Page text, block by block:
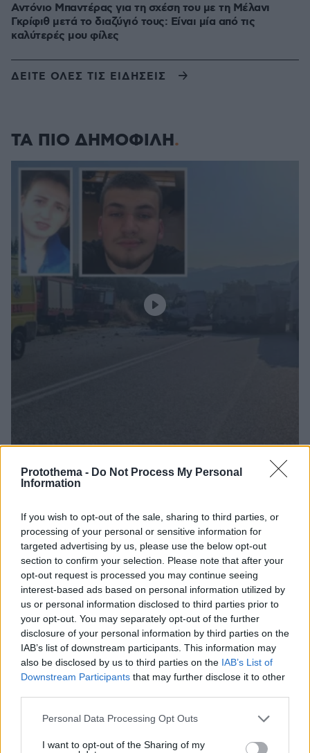
Protothema - Do Not Process My Personal
Information
If you wish to opt-out of the sale, sharing to third parties, or
processing of your personal or sensitive information for
targeted advertising by us, please use the below opt-out
section to confirm your selection. Please note that after your
opt-out request is processed you may continue seeing
interest-based ads based on personal information utilized by
us or personal information disclosed to third parties prior to
your opt-out. You may separately opt-out of the further
disclosure of your personal information by third parties on the
IAB’s list of downstream participants. This information may
also be disclosed by us to third parties on the IAB’s List of
Downstream Participants that may further disclose it to other
Please note that this website/app uses one or more Google
not limited to your visit or usage behaviour. You may click to
Personal Data Processing Opt Outs
I want to opt-out of the Sharing of my
Αντόνιο Μπαντέρας για τη σχέση του με τη Μέλανι
Γκρίφιθ μετά το διαζύγιό τους: Είναι μία από τις
καλύτερές μου φίλες
ΔΕΙΤΕ ΟΛΕΣ ΤΙΣ ΕΙΔΗΣΕΙΣ
ΤΑ ΠΙΟ ΔΗΜΟΦΙΛΗ
Ο οδηγός του φορτηγού περιγράφει πώς έγινε το
δουλειά